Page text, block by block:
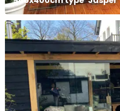
Lees
meer
over